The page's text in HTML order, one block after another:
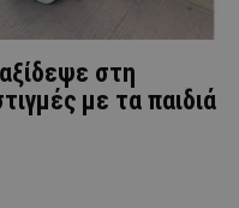
στη
με τα παιδιά